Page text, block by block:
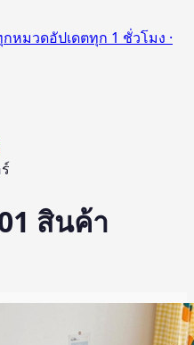
กหมวดอัปเดตทุก 1 ชั่วโมง ·
สินค้า